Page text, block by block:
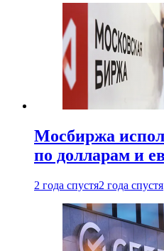
Мосбиржа
по долларам и
2 года спустя2 года спустя